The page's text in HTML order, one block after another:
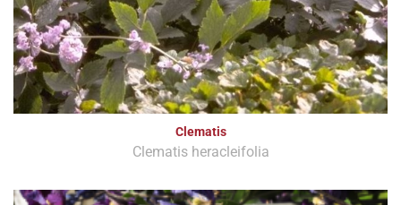
Clematis
Clematis heracleifolia